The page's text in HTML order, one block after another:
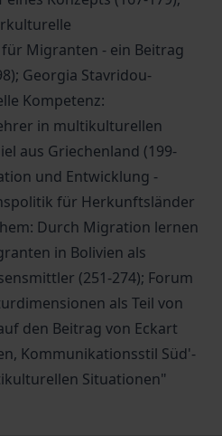
Migranten - ein Beitrag
Georgia Stavridou-
Kompetenz:
in multikulturellen
aus Griechenland (199-
und Entwicklung -
für Herkunftsländer
Durch Migration lernen
in Bolivien als
(251-274); Forum
als Teil von
den Beitrag von Eckart
Kommunikationsstil Süd'-
Situationen"